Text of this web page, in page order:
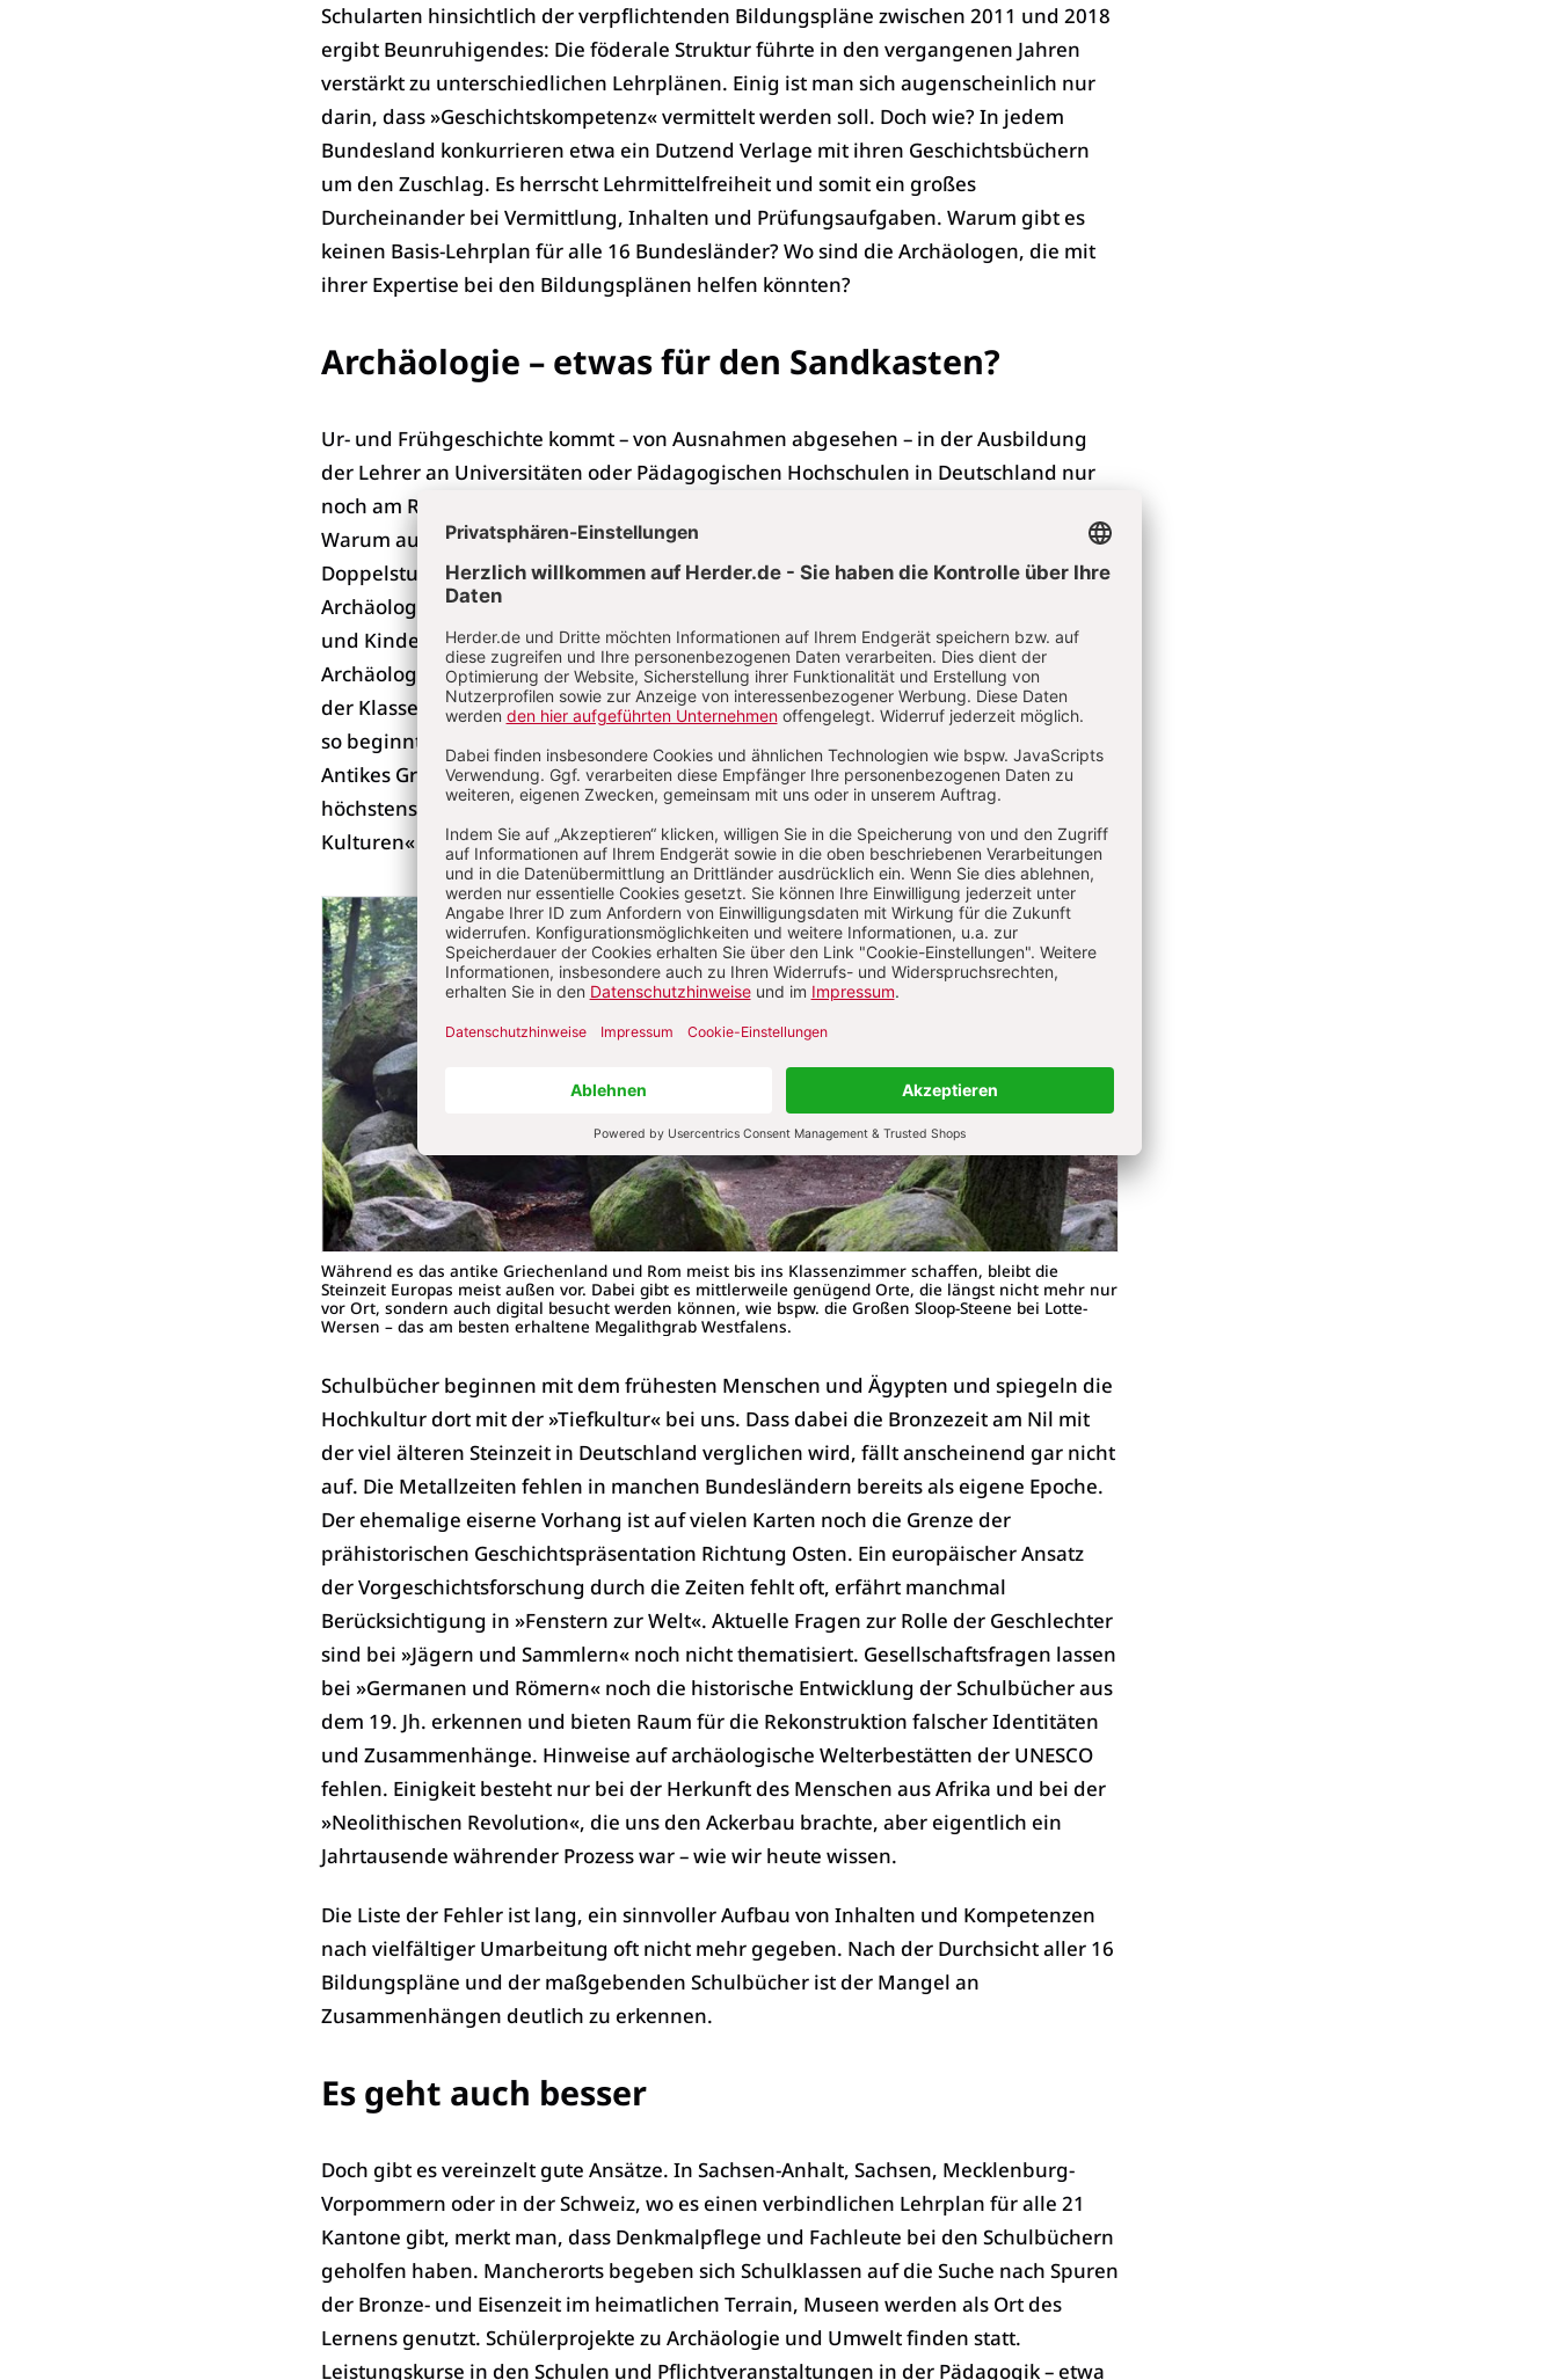
Schularten hinsichtlich der verpflichtenden Bildungspläne zwischen 2011 und 2018
ergibt Beunruhigendes: Die föderale Struktur führte in den vergangenen Jahren
verstärkt zu unterschiedlichen Lehrplänen. Einig ist man sich augenscheinlich nur
darin, dass »Geschichtskompetenz« vermittelt werden soll. Doch wie? In jedem
Bundesland konkurrieren etwa ein Dutzend Verlage mit ihren Geschichtsbüchern
um den Zuschlag. Es herrscht Lehrmittelfreiheit und somit ein großes
Durcheinander bei Vermittlung, Inhalten und Prüfungsaufgaben. Warum gibt es
keinen ­Basis-Lehrplan für alle 16 Bundesländer? Wo sind die Archäologen, die mit
ihrer ­Expertise bei den Bildungsplänen helfen könnten?
Archäologie – etwas für den Sandkasten?
Ur- und Frühgeschichte kommt – von Ausnahmen abgesehen – in der Ausbildung
der Lehrer an Universitäten oder Pädagogischen Hochschulen in Deutschland nur
noch am Rande vor. Prähistorische Archäologie wird beim Abschluss nicht geprüft.
Warum auch, wenn die Bildungspläne dafür mancherorts nur noch zwei
Doppelstunden in der Sekundarstufe vorsehen? Auch bei Lehrerfortbildungen spielt
Archäologie keine große Rolle mehr. Das Thema wird zunehmend in Grundschule
und Kindergarten verwiesen – »… das ist doch etwas für den Sandkasten«. Die
Archäologie muss inzwischen um ihren angestammten Platz in der Sekundarstufe
der Klassen 5 und 6 im Gymnasium im Fach Geschichte kämpfen. Fragt man Lehrer,
so beginnt Geschichte so richtig erst bei Karl dem Großen und den Schriftkulturen.
Antikes Griechenland und Rom kommen vor, aber die Steinzeit Europas wird
höchstens als wenig entwickelte Stufe der Menschheit im Kontrast zu »höheren
Kulturen« abgehandelt.
Während es das antike Griechenland und Rom meist bis ins Klassenzimmer schaffen, bleibt die
Steinzeit Europas meist außen vor. Dabei gibt es mittlerweile genügend Orte, die längst nicht mehr nur
vor Ort, sondern auch digital besucht werden können, wie bspw. die Großen Sloop-Steene bei Lotte-
Wersen – das am besten erhaltene Megalithgrab Westfalens.
Schulbücher beginnen mit dem frühesten Menschen und Ägypten und spiegeln die
Hochkultur dort mit der »Tiefkultur« bei uns. Dass dabei die Bronzezeit am Nil mit
der viel älteren Steinzeit in Deutschland verglichen wird, fällt anscheinend gar nicht
auf. Die Metallzeiten fehlen in manchen Bundesländern bereits als eigene Epoche.
Der ehemalige eiserne Vorhang ist auf vielen Karten noch die Grenze der
prähistorischen Geschichtspräsentation Richtung Osten. Ein europäischer Ansatz
der Vorgeschichtsforschung durch die Zeiten fehlt oft, erfährt manchmal
Berücksichtigung in »Fenstern zur Welt«. Aktuelle Fragen zur Rolle der Geschlechter
sind bei »Jägern und Sammlern« noch nicht thematisiert. Gesellschaftsfragen lassen
bei »Germanen und Römern« noch die historische Entwicklung der Schulbücher aus
dem 19. Jh. erkennen und bieten Raum für die Rekonstruktion falscher Identitäten
und Zusammenhänge. Hinweise auf archäologische Welterbestätten der UNESCO
fehlen. Einigkeit besteht nur bei der Herkunft des Menschen aus Afrika und bei der
»Neolithischen Revolution«, die uns den Ackerbau brachte, aber eigentlich ein
Jahrtausende währender Prozess war – wie wir heute wissen.
Die Liste der Fehler ist lang, ein sinnvoller Aufbau von Inhalten und Kompetenzen
nach vielfältiger Umarbeitung oft nicht mehr gegeben. Nach der Durchsicht aller 16
Bildungspläne und der maßgebenden Schulbücher ist der Mangel an
Zusammenhängen deutlich zu erkennen.
Es geht auch besser
Doch gibt es vereinzelt gute Ansätze. In Sachsen-Anhalt, Sachsen, Mecklenburg-
Vorpommern oder in der Schweiz, wo es einen verbindlichen Lehrplan für alle 21
Kantone gibt, merkt man, dass Denkmalpflege und Fachleute bei den Schulbüchern
geholfen haben. Mancherorts begeben sich Schulklassen auf die Suche nach Spuren
der Bronze- und Eisenzeit im heimatlichen Terrain, Museen werden als Ort des
Lernens genutzt. Schülerprojekte zu Archäologie und Umwelt finden statt.
Leistungskurse in den Schulen und Pflichtveranstaltungen in der Pädagogik – etwa